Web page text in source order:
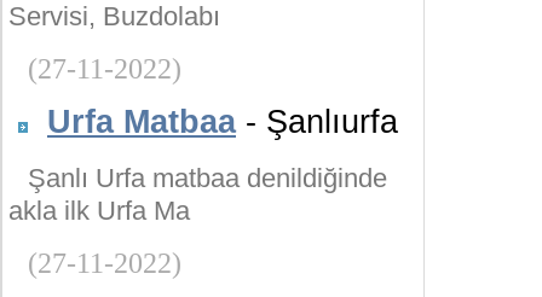
Servisi, Buzdolabı
(27-11-2022)
Urfa Matbaa- Şanlıurfa
Şanlı Urfa matbaa denildiğinde
akla ilk Urfa Ma
(27-11-2022)